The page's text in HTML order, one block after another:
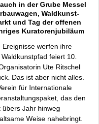
in der Grube Messel
Waldkunst-
und Tag der offenen
Kuratorenjubiläum
werfen ihre
feiert 10.
Ute Ritschel
Das ist aber nicht alles.
für Internationale
das den
Jahr hinweg
Weise nahebringt.